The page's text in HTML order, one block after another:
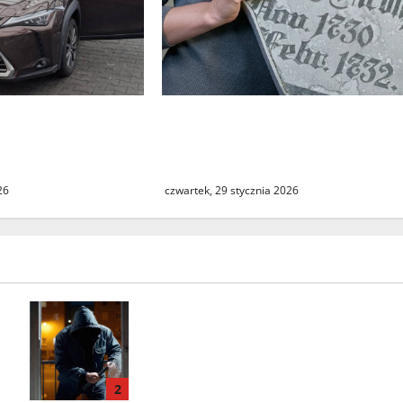
czwartek, 29 stycznia 2026
2